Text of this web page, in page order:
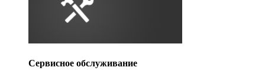
Сервисное обслуживание